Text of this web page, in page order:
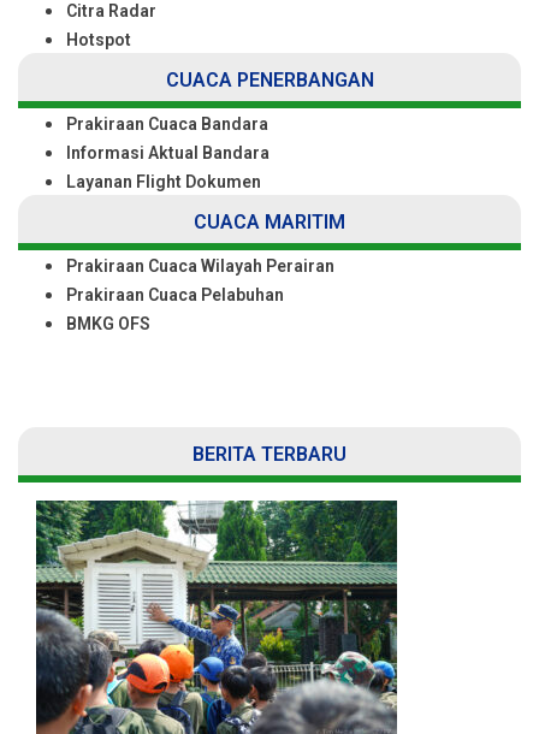
Citra Radar
Hotspot
CUACA PENERBANGAN
Prakiraan Cuaca Bandara
Informasi Aktual Bandara
Layanan Flight Dokumen
CUACA MARITIM
Prakiraan Cuaca Wilayah Perairan
Prakiraan Cuaca Pelabuhan
BMKG OFS
BERITA TERBARU